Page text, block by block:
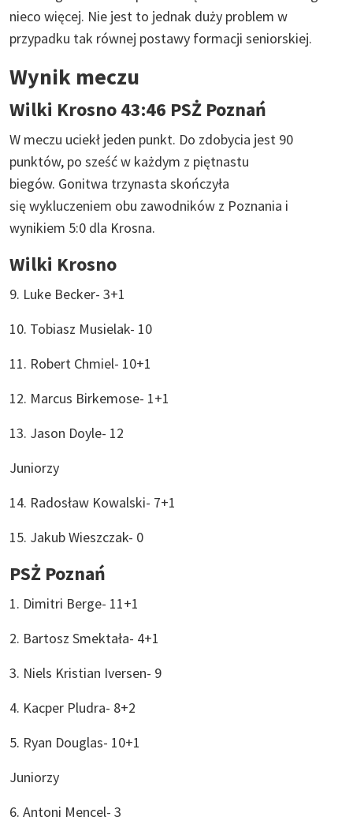
nieco więcej. Nie jest to jednak duży problem w
przypadku tak równej postawy formacji seniorskiej.
Wynik meczu
Wilki Krosno 43:46 PSŻ Poznań
W meczu uciekł jeden punkt. Do zdobycia jest 90
punktów, po sześć w każdym z piętnastu
biegów. Gonitwa trzynasta skończyła
się wykluczeniem obu zawodników z Poznania i
wynikiem 5:0 dla Krosna.
Wilki Krosno
9. Luke Becker- 3+1
10. Tobiasz Musielak- 10
11. Robert Chmiel- 10+1
12. Marcus Birkemose- 1+1
13. Jason Doyle- 12
Juniorzy
14. Radosław Kowalski- 7+1
15. Jakub Wieszczak- 0
PSŻ Poznań
1. Dimitri Berge- 11+1
2. Bartosz Smektała- 4+1
3. Niels Kristian Iversen- 9
4. Kacper Pludra- 8+2
5. Ryan Douglas- 10+1
Juniorzy
6. Antoni Mencel- 3